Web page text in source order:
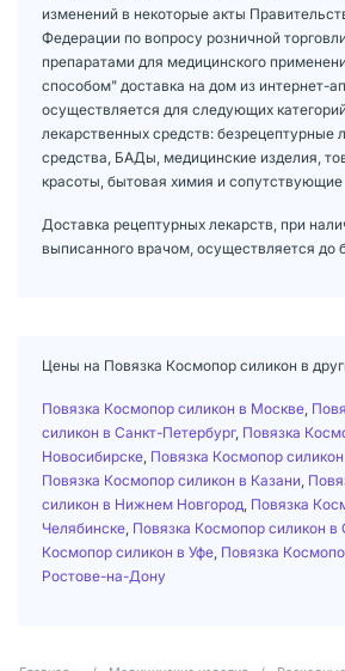
изменений в некоторые акты
Федерации по вопросу розничной
препаратами для медицинского
способом" доставка на дом из интернет-
осуществляется для следующих
лекарственных средств: безрецептурные
средства, БАДы, медицинские изделия,
красоты, бытовая химия и сопутствующие
Доставка рецептурных лекарств, при
выписанного врачом, осуществляется до
Цены на Повязка Космопор силикон в
Повязка Космопор силикон в Москве
силикон в Санкт-Петербург, Повязка
Новосибирске Повязка Космопор силикон
Повязка Космопор силикон в Казани
силикон в Нижнем Новгород Повязка
Челябинске Повязка Космопор силикон
Космопор силикон в Уфе Повязка
Ростове-на-Дону